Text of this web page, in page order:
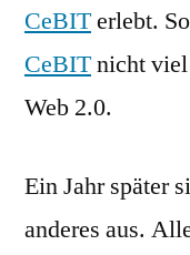
CeBITerlebt.
CeBITnicht
Web 2.0.
Ein Jahr später
anderes aus.